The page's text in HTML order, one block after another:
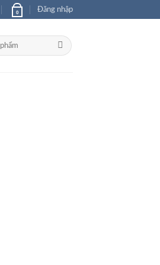
0 Đăng nhập